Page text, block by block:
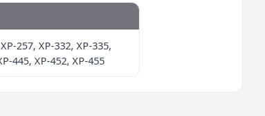
257, XP-332, XP-335,
445, XP-452, XP-455